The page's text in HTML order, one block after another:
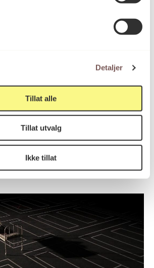
Detaljer
Tillat alle
Tillat utvalg
Ikke tillat
Kunst til statens nybygg